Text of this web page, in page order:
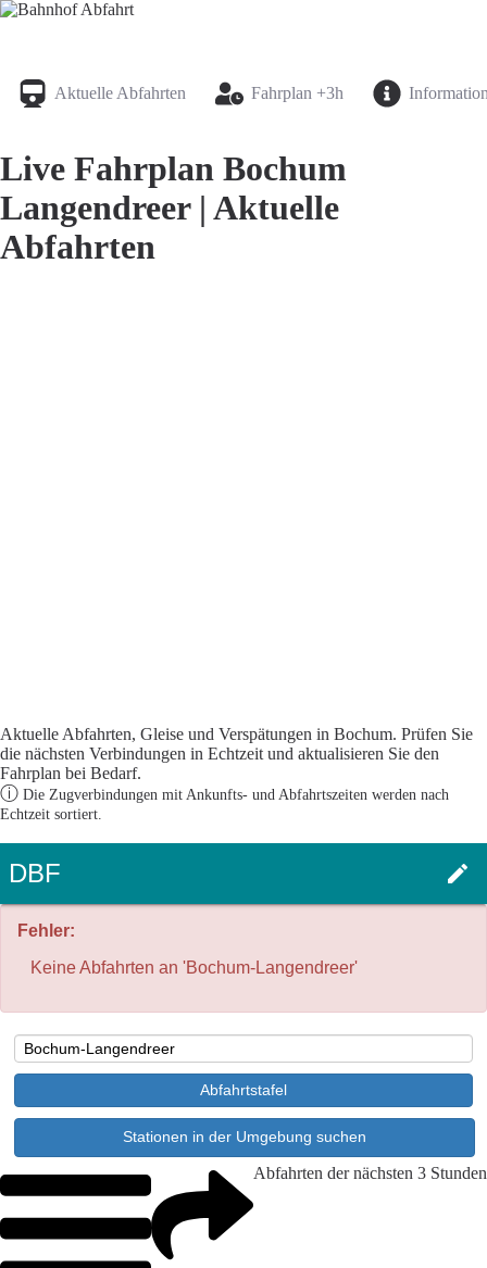
Aktuelle Abfahrten Fahrplan +3h
Live Fahrplan Bochum
Langendreer | Aktuelle
Abfahrten
Aktuelle Abfahrten, Gleise und Verspätungen in Bochum. Prüfen Sie
die nächsten Verbindungen in Echtzeit und aktualisieren Sie den
Fahrplan bei Bedarf.
ⓘ Die Zugverbindungen mit Ankunfts- und Abfahrtszeiten werden nach
Echtzeit sortiert.
Abfahrten der nächsten 3 Stunden